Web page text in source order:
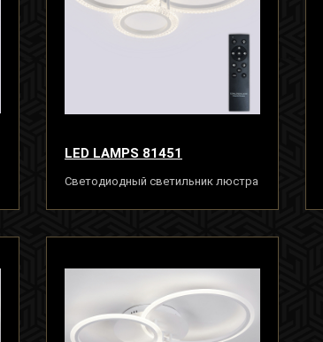
LED LAMPS 81451
Светодиодный светильник люстра